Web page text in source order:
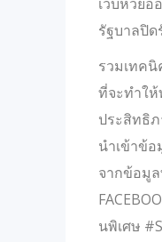
รัฐบาลปิด
รวมเทค
ที่จะทำใ
ประสิทธิ
นำเข้าข้อ
จากข้อมู
นพิเศษ